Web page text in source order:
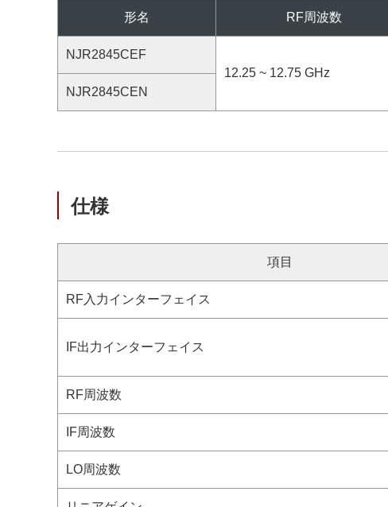
形名 RF周波数
NJR2845CEF
12.25 ~ 12.75 GHz
NJR2845CEN
仕様
項目
RF入力インターフェイス
IF出力インターフェイス
RF周波数
IF周波数
LO周波数